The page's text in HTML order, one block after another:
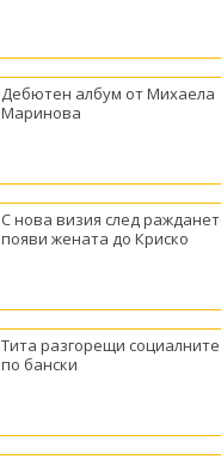
Дебютен албум от Михаела
Маринова
С нова визия след
появи жената до Криско
Тита разгорещи
по бански